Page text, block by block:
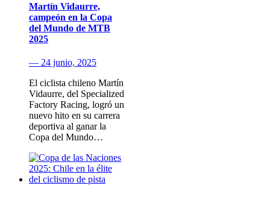
Martín Vidaurre,
campeón en la Copa
del Mundo de MTB
2025
— 24 junio, 2025
El ciclista chileno Martín
Vidaurre, del Specialized
Factory Racing, logró un
nuevo hito en su carrera
deportiva al ganar la
Copa del Mundo…